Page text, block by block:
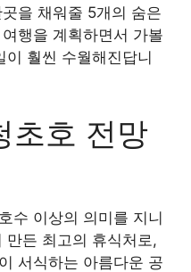
을 채워줄 5개의 숨은
행을 계획하면서 가볼
훨씬 수월해진답니
초호 전망
수 이상의 의미를 지니
만든 최고의 휴식처로,
서식하는 아름다운 공